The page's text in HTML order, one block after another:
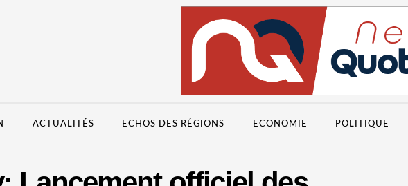
ACTUALITÉS ECHOS DES RÉGIONS ECONOMIE POLITIQUE